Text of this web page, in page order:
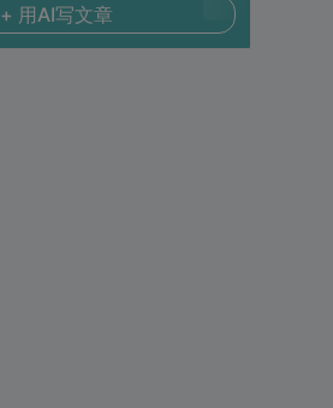
+ 用AI写文章